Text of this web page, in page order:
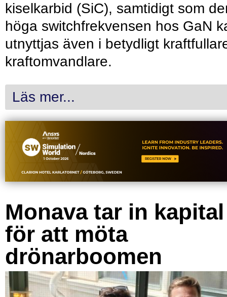
kiselkarbid (SiC), samtidigt som
höga switchfrekvensen hos GaN
utnyttjas även i betydligt
kraftomvandlare.
Läs mer...
Monava tar in kapital
för att möta
drönarboomen